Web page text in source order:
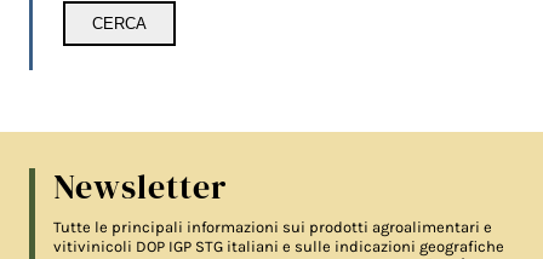
Newsletter
Tutte le principali informazioni sui prodotti agroalimentari e
vitivinicoli DOP IGP STG italiani e sulle indicazioni geografiche